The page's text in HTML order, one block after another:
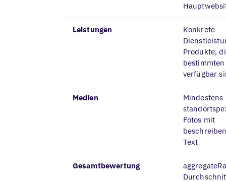
Leistungen
Konkrete
Produkte,
verfügbar
Medien
Fotos mit
Text
Gesamtbewertung